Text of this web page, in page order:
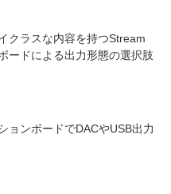
クラスな内容を持つStream
ードによる出力形態の選択肢
ョンボードでDACやUSB出力